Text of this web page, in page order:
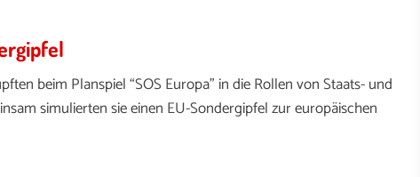
beim Planspiel “SOS Europa” in die Rollen von Staats- und
simulierten sie einen EU-Sondergipfel zur europäischen